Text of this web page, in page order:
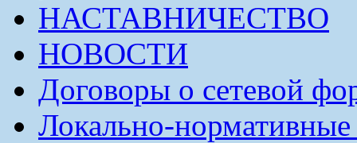
НАСТАВНИЧЕСТВО
НОВОСТИ
Договоры о сетевой
Локально-